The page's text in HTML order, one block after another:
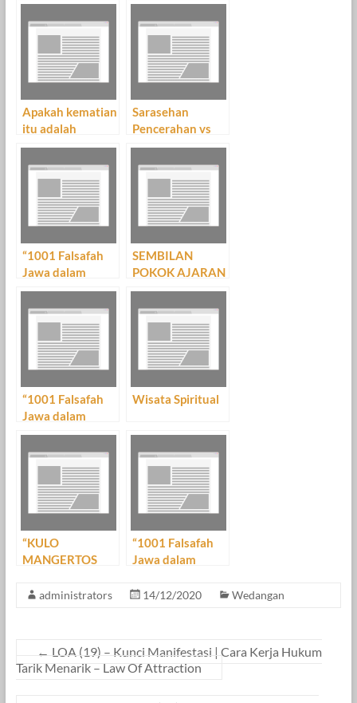
Apakah kematian
itu adalah
KEHENDAK yang
KUASA?
Sarasehan
Pencerahan vs
Ritual
“1001 Falsafah
Jawa dalam
Kehidupan” Bag.
5
SEMBILAN
POKOK AJARAN
SYEKH SITI
JENAR
“1001 Falsafah
Jawa dalam
Kehidupan” Bag.
2
Wisata Spiritual
“KULO
MANGERTOS
TRESNO
MANUNGGAL
KALIAN GUSTI,
KULO NYEDANI
“1001 Falsafah
Jawa dalam
1
administrators 14/12/2020 Wedangan
← LOA (19) – Kunci Manifestasi | Cara Kerja Hukum
Tarik Menarik – Law Of Attraction